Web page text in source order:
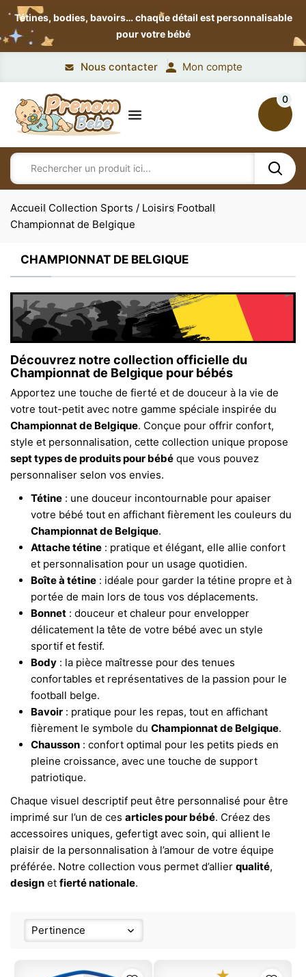
Tétines, bodies, bavoirs…chaque détail est personnalisable
pour votre bébé
Nous contacter Mon compte
0
Accueil Collection Sports / Loisirs Football
Championnat de Belgique
CHAMPIONNAT DE BELGIQUE
Découvrez notre collection officielle du
Championnat de Belgique pour bébés
Apportez une touche de fierté et de douceur à la vie de
votre tout-petit avec notre gamme spéciale inspirée du
Championnat de Belgique. Conçue pour offrir confort,
style et personnalisation, cette collection unique propose
sept types de produits pour bébé que vous pouvez
personnaliser selon vos envies.
Tétine : une douceur incontournable pour apaiser
votre bébé tout en affichant fièrement les couleurs du
Championnat de Belgique.
Attache tétine : pratique et élégant, elle allie confort
et personnalisation pour un usage quotidien.
Boîte à tétine : idéale pour garder la tétine propre et à
portée de main lors de tous vos déplacements.
Bonnet : douceur et chaleur pour envelopper
délicatement la tête de votre bébé avec un style
sportif et festif.
Body : la pièce maîtresse pour des tenues
confortables et représentatives de la passion pour le
football belge.
Bavoir : pratique pour les repas, tout en affichant
fièrement le symbole du Championnat de Belgique.
Chausson : confort optimal pour les petits pieds en
pleine croissance, avec une touche de support
patriotique.
Chaque visuel descriptif peut être personnalisé pour être
imprimé sur l’un de ces articles pour bébé. Créez des
accessoires uniques, gefertigt avec soin, qui allient le
plaisir de la personnalisation à l’amour de votre équipe
préférée. Notre collection vous permet d’allier qualité,
design et fierté nationale.
Pertinence